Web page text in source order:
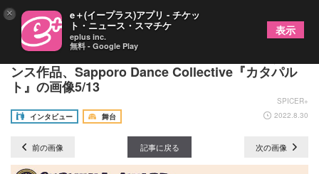
羊屋白玉インタビュー～未来へ思いや夢を届けるダ
ンス作品、Sapporo Dance Collective『カタパル
ト』の画像5/13
SPICER+
インタビュー
舞台 2022.8.30
前の画像 記事に戻る 次の画像
× e＋(イープラス)アプリ - チケッ
ト・ニュース・スマチケ
eplus inc.
無料 - Google Play
表示